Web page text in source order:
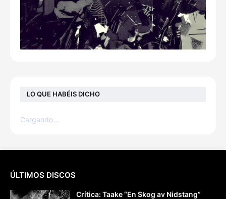
LO QUE HABÉIS DICHO
Cargando...
ÚLTIMOS DISCOS
Crítica: Taake “En Skog av Nidstang”